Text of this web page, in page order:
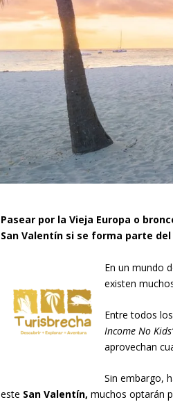
Pasear por la Vieja Europa o
San Valentín si se forma parte del
En un mundo
existen
Entre todos
Income No
aprovechan
Sin embargo,
este San Valentín, muchos optarán